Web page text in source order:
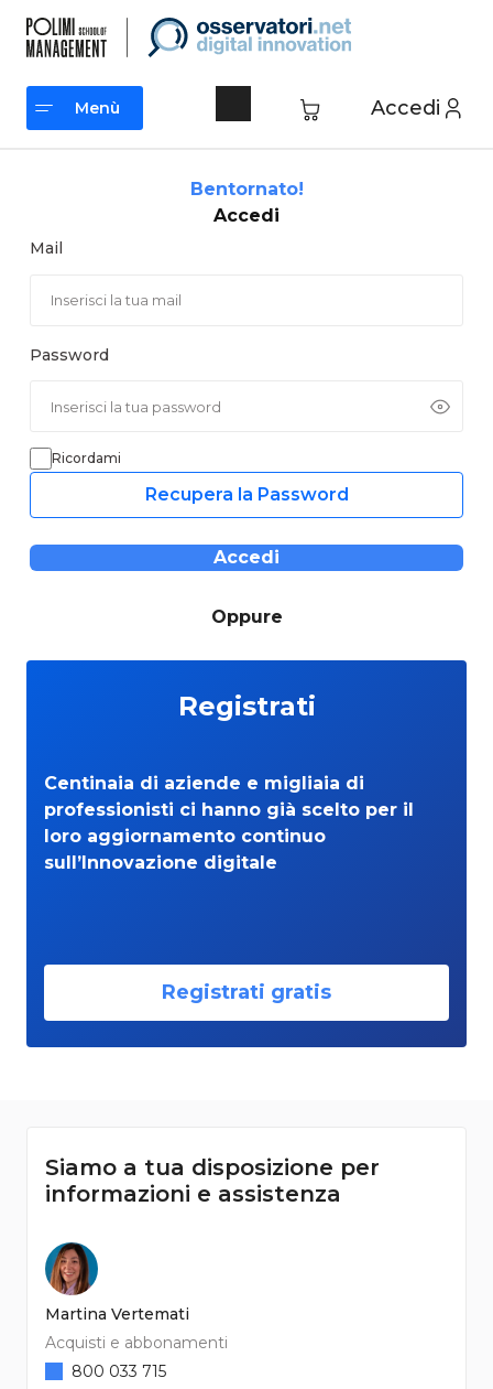
contenuto
Accedi
Menù
Bentornato!
Accedi
Mail
Password
Ricordami
Recupera la Password
Accedi
Oppure
Registrati
Centinaia di aziende e migliaia di
professionisti ci hanno già scelto per il
loro aggiornamento continuo
sull’Innovazione digitale
Registrati gratis
Siamo a tua disposizione per
informazioni e assistenza
Martina Vertemati
Acquisti e abbonamenti
800 033 715